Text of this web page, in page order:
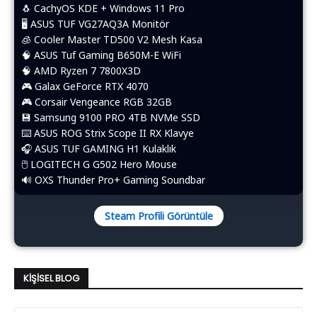
🐧 CachyOS KDE + Windows 11 Pro
🖥️ ASUS TUF VG27AQ3A Monitör
🧊 Cooler Master TD500 V2 Mesh Kasa
🧠 ASUS Tuf Gaming B650M-E WiFi
🧠 AMD Ryzen 7 7800X3D
🎮 Galax GeForce RTX 4070
🎮 Corsair Vengeance RGB 32GB
💾 Samsung 9100 PRO 4TB NVMe SSD
⌨️​ ASUS ROG Strix Scope II RX Klavye
🎧 ASUS TUF GAMING H1 Kulaklık
🖱️​ LOGITECH G G502 Hero Mouse
🔊 OXS Thunder Pro+ Gaming Soundbar
Steam Profili Görüntüle
KIŞISEL BLOG